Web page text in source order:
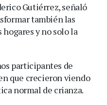
Gutiérrez, señaló
también las
y no solo la
participantes de
que crecieron viendo
normal de crianza.